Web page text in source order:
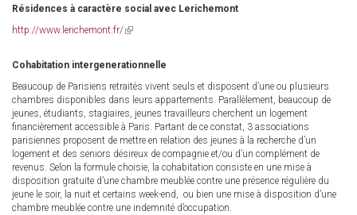
mail)
Résidences à caractère social avec Lerichemont
http://www.lerichemont.fr/(link
Cohabitation intergenerationnelle
Beaucoup de Parisiens retraités vivent seuls et disposent d’une ou plusieurs
chambres disponibles dans leurs appartements. Parallèlement, beaucoup de
jeunes, étudiants, stagiaires, jeunes travailleurs cherchent un logement
financièrement accessible à Paris. Partant de ce constat, 3 associations
parisiennes proposent de mettre en relation des jeunes à la recherche d’un
logement et des seniors désireux de compagnie et/ou d’un complément de
revenus. Selon la formule choisie, la cohabitation consiste en une mise à
disposition gratuite d’une chambre meublée contre une présence régulière du
jeune le soir, la nuit et certains week-end, ou bien une mise à disposition d’une
chambre meublée contre une indemnité d’occupation.